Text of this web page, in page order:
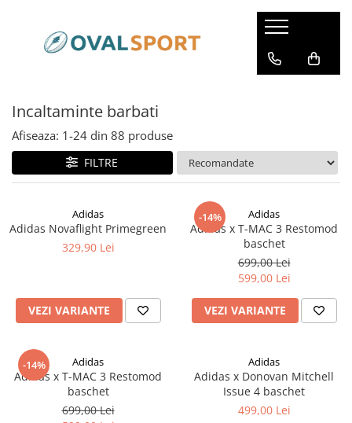
Femei
Incaltaminte
Barbati
Incaltaminte
Incaltaminte barbati
Afiseaza: 1-24 din 88 produse
FILTRE
Adidas
Adidas Novaflight Primegreen
329,90 Lei
VEZI VARIANTE
-14% Adidas
Adidas x T-MAC 3 Restomod
baschet
699,00 Lei
599,00 Lei
VEZI VARIANTE
-14% Adidas
Adidas x T-MAC 3 Restomod
baschet
699,00 Lei
Adidas
Adidas x Donovan Mitchell
Issue 4 baschet
499,00 Lei